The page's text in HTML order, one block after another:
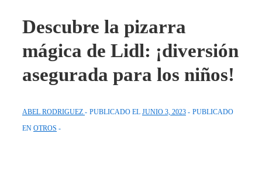
Descubre la pizarra
mágica de Lidl: ¡diversión
asegurada para los niños!
ABEL RODRIGUEZ PUBLICADO EL JUNIO 3, 2023
PUBLICADO
EN OTROS